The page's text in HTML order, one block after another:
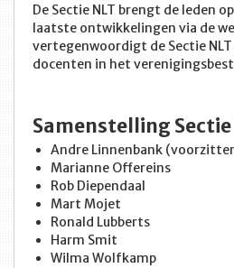
De Sectie NLT brengt de leden
laatste ontwikkelingen via de
vertegenwoordigt de Sectie
docenten in het
Samenstelling Sectie
Andre Linnenbank
Marianne Offereins
Rob Diependaal
Mart Mojet
Ronald Lubberts
Harm Smit
Wilma Wolfkamp